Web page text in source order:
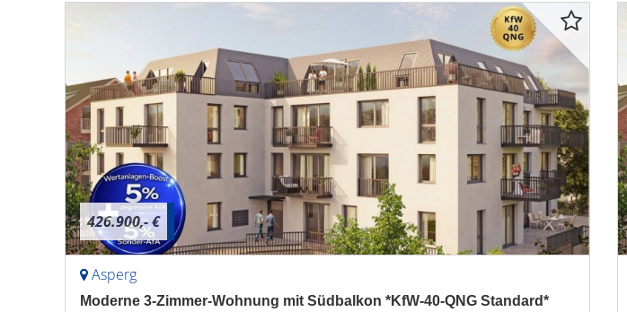
426.900,- €
Asperg
Moderne 3-Zimmer-Wohnung mit Südbalkon *KfW-40-QNG Standard*